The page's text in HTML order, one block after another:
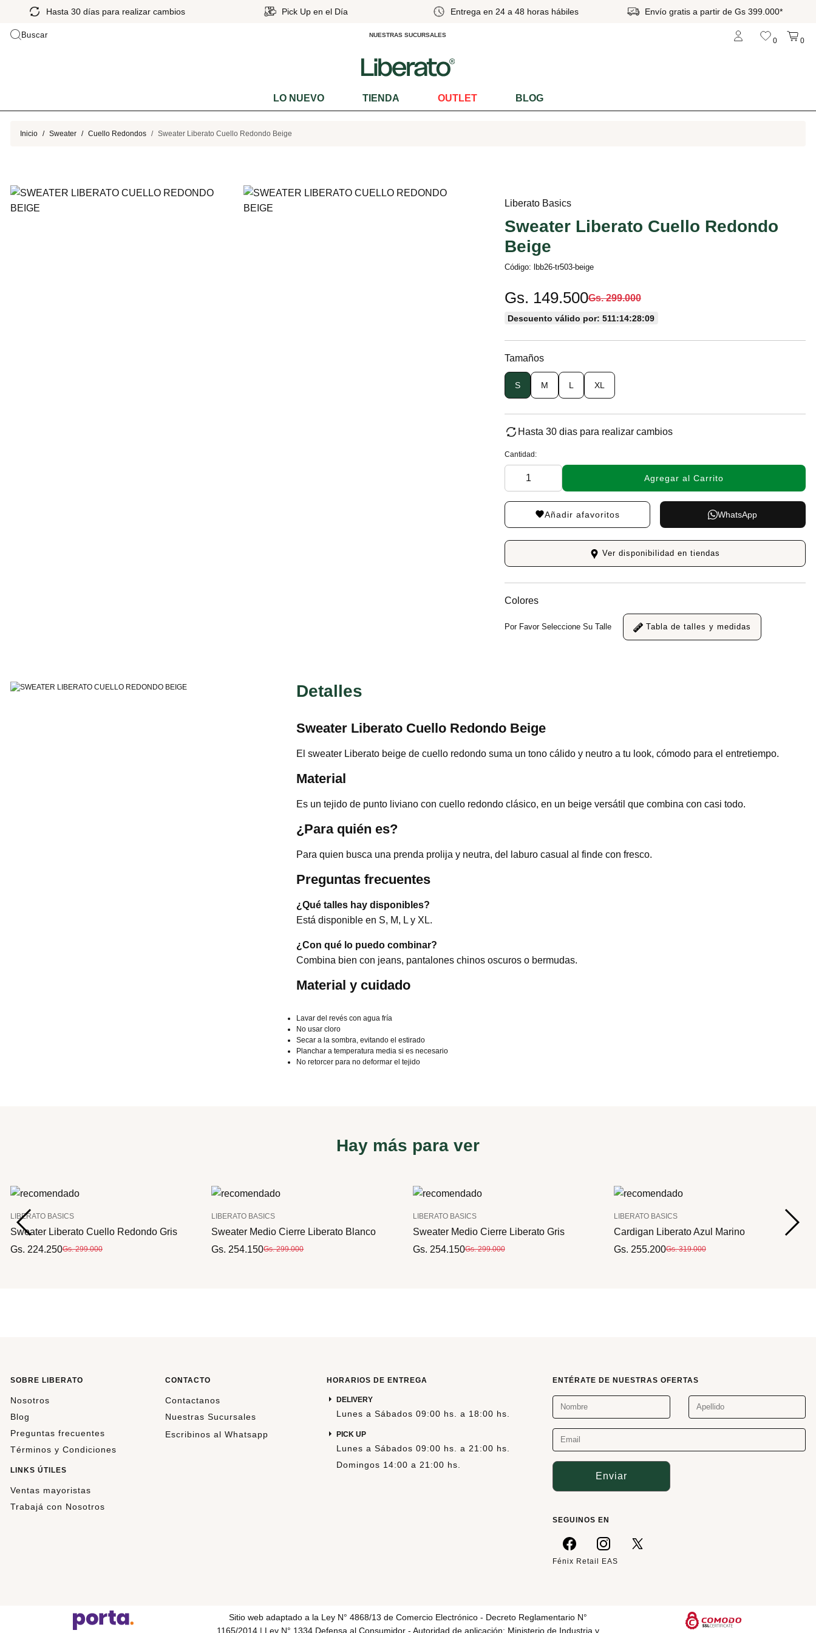
Hasta 30 días para realizar cambios Pick Up en el Día Entrega en 24 a 48 horas hábiles Envío gratis a partir de Gs 399.000*
Buscar NUESTRAS SUCURSALES
0 0
LO NUEVO TIENDA OUTLET BLOG
Inicio Sweater Cuello Redondos Sweater Liberato Cuello Redondo Beige
Liberato Basics
Sweater Liberato Cuello Redondo
Beige
Código: lbb26-tr503-beige
Gs. 149.500Gs. 299.000
Descuento válido por: 511:14:28:08
Tamaños
S M L XL
Hasta 30 dias para realizar cambios
Cantidad:
Agregar al Carrito
Añadir afavoritos WhatsApp
Ver disponibilidad en tiendas
Colores
Por Favor Seleccione Su Talle Tabla de talles y medidas
Detalles
Sweater Liberato Cuello Redondo Beige
El sweater Liberato beige de cuello redondo suma un tono cálido y neutro a tu look, cómodo para el entretiempo.
Material
Es un tejido de punto liviano con cuello redondo clásico, en un beige versátil que combina con casi todo.
¿Para quién es?
Para quien busca una prenda prolija y neutra, del laburo casual al finde con fresco.
Preguntas frecuentes
¿Qué talles hay disponibles?
Está disponible en S, M, L y XL.
¿Con qué lo puedo combinar?
Combina bien con jeans, pantalones chinos oscuros o bermudas.
Material y cuidado
Lavar del revés con agua fría
No usar cloro
Secar a la sombra, evitando el estirado
Planchar a temperatura media si es necesario
No retorcer para no deformar el tejido
Hay más para ver
LIBERATO BASICS
Sweater Liberato Cuello Redondo Gris
Gs. 224.250Gs. 299.000
LIBERATO BASICS
Sweater Medio Cierre Liberato Blanco
Gs. 254.150Gs. 299.000
LIBERATO BASICS
Sweater Medio Cierre Liberato Gris
Gs. 254.150Gs. 299.000
LIBERATO BASICS
Cardigan Liberato Azul Marino
Gs. 255.200Gs. 319.000
SOBRE LIBERATO
Nosotros
Blog
Preguntas frecuentes
Términos y Condiciones
LINKS ÚTILES
Ventas mayoristas
Trabajá con Nosotros
CONTACTO
Contactanos
Nuestras Sucursales
Escribinos al Whatsapp
HORARIOS DE ENTREGA
DELIVERY
Lunes a Sábados 09:00 hs. a 18:00 hs.
PICK UP
Lunes a Sábados 09:00 hs. a 21:00 hs.
Domingos 14:00 a 21:00 hs.
ENTÉRATE DE NUESTRAS OFERTAS
Enviar
SEGUINOS EN
Fénix Retail EAS
Sitio web adaptado a la Ley N° 4868/13 de Comercio Electrónico - Decreto Reglamentario N°
1165/2014 | Ley N° 1334 Defensa al Consumidor - Autoridad de aplicación: Ministerio de Industria y